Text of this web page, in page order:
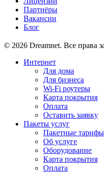
Партнёры
Вакансии
Блог
© 2026 Dreamnet. Все права
Интернет
Для дома
Для бизнеса
Wi-Fi роутеры
Карта покрытия
Оплата
Оставить заявку
Пакеты услуг
Пакетные тарифы
Об услуге
Оборудование
Карта покрытия
Оплата